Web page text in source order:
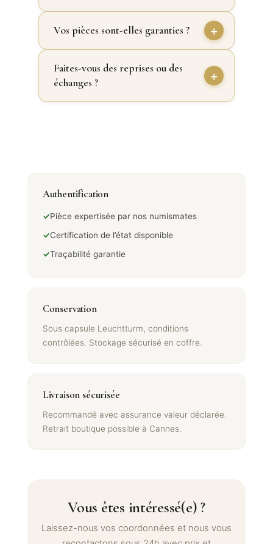
Vos pièces sont-elles garanties ?
Faites-vous des reprises ou des
échanges ?
Authentification
✓Pièce expertisée par nos numismates
✓Certification de l’état disponible
✓Traçabilité garantie
Conservation
Sous capsule Leuchtturm, conditions
contrôlées. Stockage sécurisé en coffre.
Livraison sécurisée
Recommandé avec assurance valeur déclarée.
Retrait boutique possible à Cannes.
Vous êtes intéressé(e) ?
Laissez-nous vos coordonnées et nous vous